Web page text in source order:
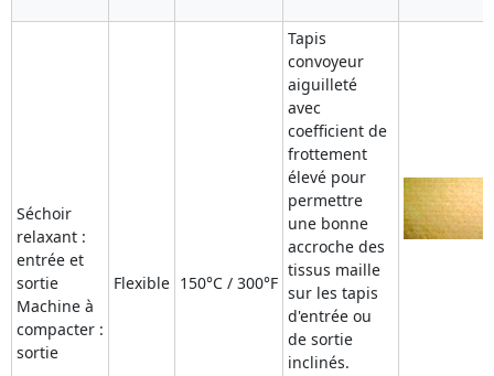
Séchoir
relaxant :
entrée et
sortie
Machine à
compacter :
sortie
Flexible 150°C / 300°F
Tapis
convoyeur
aiguilleté
avec
coefficient de
frottement
élevé pour
permettre
une bonne
accroche des
tissus maille
sur les tapis
d'entrée ou
de sortie
inclinés.